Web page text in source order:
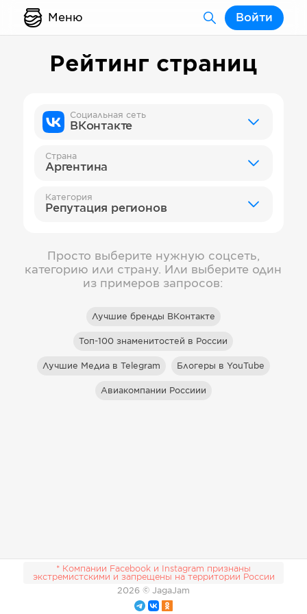
Меню Войти
Рейтинг страниц
Социальная сеть
ВКонтакте
Страна
Аргентина
Категория
Репутация регионов
Просто выберите нужную соцсеть,
категорию или страну. Или выберите один
из примеров запросов:
Лучшие бренды ВКонтакте
Топ-100 знаменитостей в России
Лучшие Медиа в Telegram Блогеры в YouTube
Авиакомпании Россиии
* Компании Facebook и Instagram признаны
экстремистскими и запрещены на территории России
2026 © JagaJam